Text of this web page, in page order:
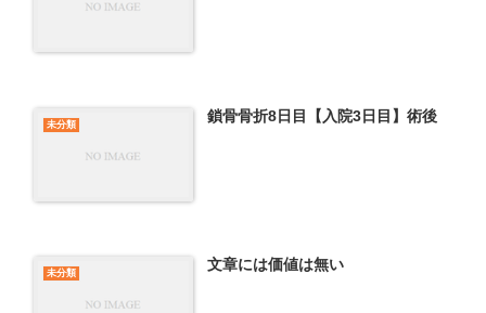
未分類 鎖骨骨折8日目【入院3日目】術後
未分類 文章には価値は無い